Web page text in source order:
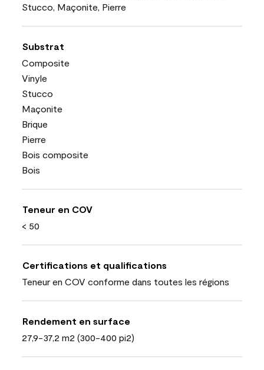
Stucco, Maçonite, Pierre
Substrat
Composite
Vinyle
Stucco
Maçonite
Brique
Pierre
Bois composite
Bois
Teneur en COV
< 50
Certifications et qualifications
Teneur en COV conforme dans toutes les régions
Rendement en surface
27,9-37,2 m2 (300-400 pi2)